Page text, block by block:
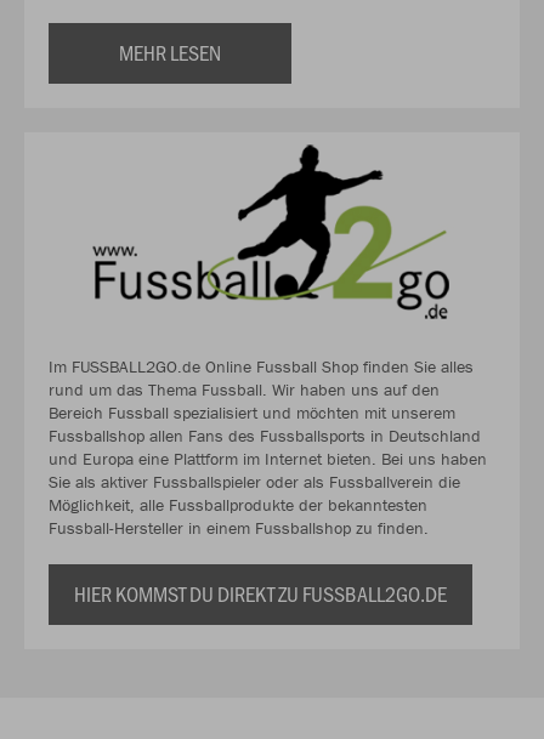
MEHR LESEN
Im FUSSBALL2GO.de Online Fussball Shop finden Sie alles
rund um das Thema Fussball. Wir haben uns auf den
Bereich Fussball spezialisiert und möchten mit unserem
Fussballshop allen Fans des Fussballsports in Deutschland
und Europa eine Plattform im Internet bieten. Bei uns haben
Sie als aktiver Fussballspieler oder als Fussballverein die
Möglichkeit, alle Fussballprodukte der bekanntesten
Fussball-Hersteller in einem Fussballshop zu finden.
HIER KOMMST DU DIREKT ZU FUSSBALL2GO.DE